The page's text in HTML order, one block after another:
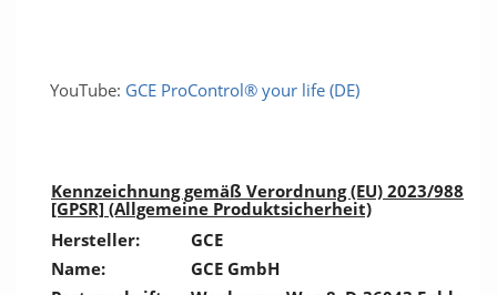
YouTube: GCE ProControl® your life (DE)
Kennzeichnung gemäß Verordnung (EU) 2023/988
[GPSR] (Allgemeine Produktsicherheit)
Hersteller:
GCE
Name:
GCE GmbH